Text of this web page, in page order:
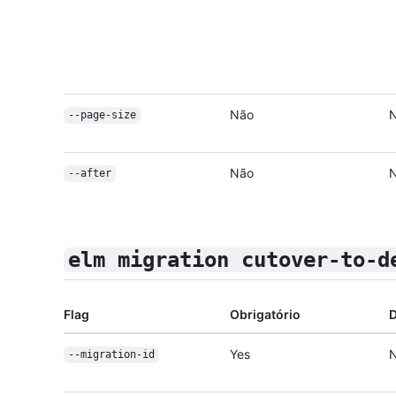
--page-size Não
--after Não
elm migration cutover-to-
Flag Obrigatório
--migration-id Yes